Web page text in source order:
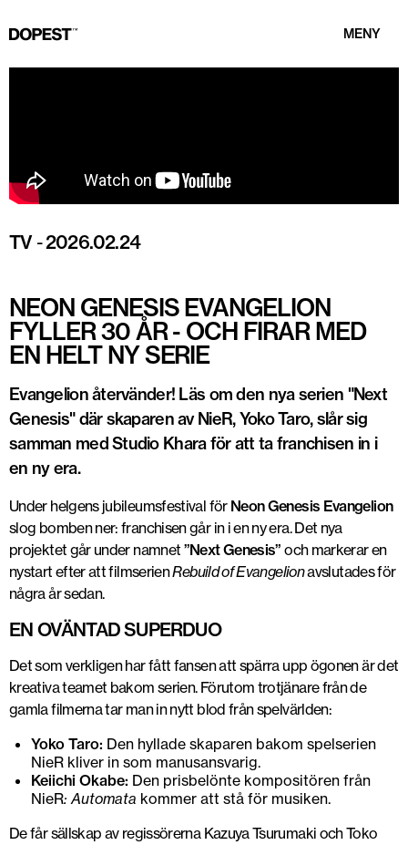
MENY
TV-2026.02.24
NEON GENESIS EVANGELION
FYLLER 30 ÅR - OCH FIRAR MED
EN HELT NY SERIE
Evangelion återvänder! Läs om den nya serien "Next
Genesis" där skaparen av NieR, Yoko Taro, slår sig
samman med Studio Khara för att ta franchisen in i
en ny era.
Under helgens jubileumsfestival för Neon Genesis Evangelion
slog bomben ner: franchisen går in i en ny era. Det nya
projektet går under namnet ”Next Genesis” och markerar en
nystart efter att filmserienRebuild of Evangelionavslutades för
några år sedan.
EN OVÄNTAD SUPERDUO
Det som verkligen har fått fansen att spärra upp ögonen är det
kreativa teamet bakom serien. Förutom trotjänare från de
gamla filmerna tar man in nytt blod från spelvärlden:
Yoko Taro: Den hyllade skaparen bakom spelserien
NieR kliver in som manusansvarig.
Keiichi Okabe: Den prisbelönte kompositören från
NieR: Automata kommer att stå för musiken.
De får sällskap av regissörerna Kazuya Tsurumaki och Toko